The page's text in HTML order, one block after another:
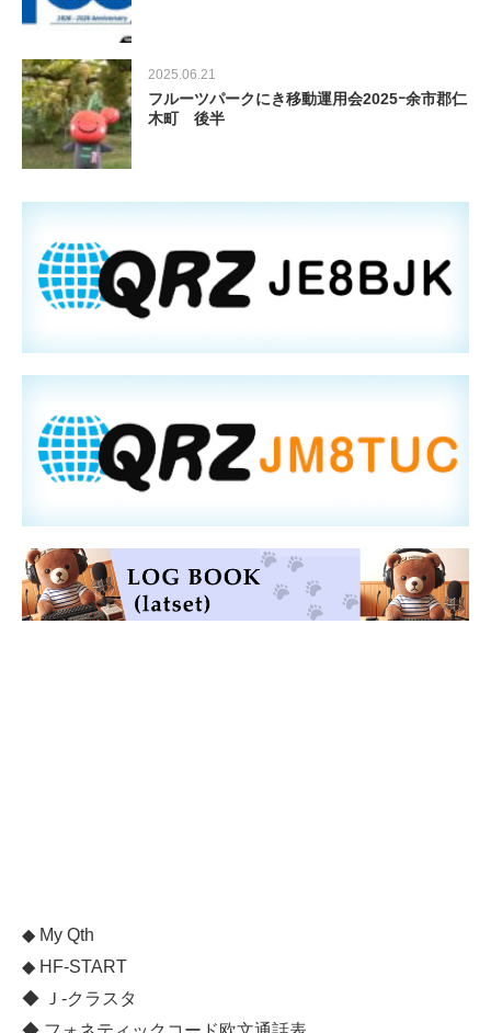
2025.06.21
フルーツパークにき移動運用会2025ｰ余市郡仁
木町 後半
◆ My Qth
◆ HF-START
◆
Ｊ-クラスタ